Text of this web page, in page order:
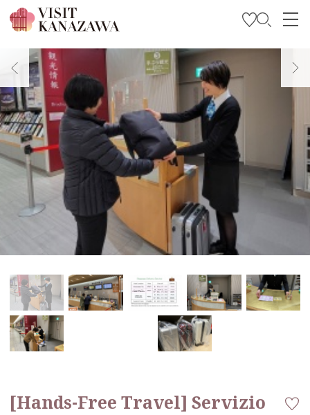
Trova l’ispirazione
Esplora
Programma il tuo viaggio
Travel Trade and Media
Languages
[Hands-Free Travel] Servizio